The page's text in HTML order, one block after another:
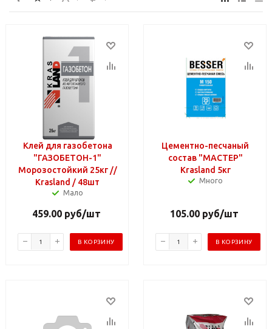
Клей для газобетона
"ГАЗОБЕТОН-1"
Морозостойкий 25кг //
Krasland / 48шт
Мало
459.00руб/шт
В КОРЗИНУ
Цементно-песчаный
состав "МАСТЕР"
Krasland 5кг
Много
105.00руб/шт
В КОРЗИНУ